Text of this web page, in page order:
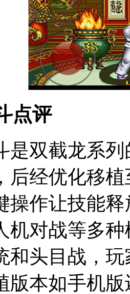
点评
是双截龙系
后经优化移
操作让技能
机对战等多
和头目战，
版本如手机